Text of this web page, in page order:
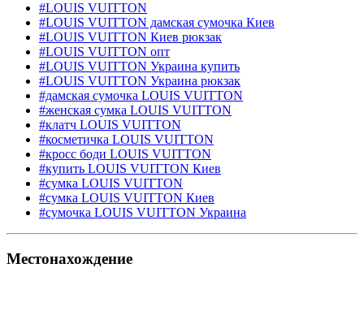
#LOUIS VUITTON
#LOUIS VUITTON дамская сумочка Киев
#LOUIS VUITTON Киев рюкзак
#LOUIS VUITTON опт
#LOUIS VUITTON Украина купить
#LOUIS VUITTON Украина рюкзак
#дамская сумочка LOUIS VUITTON
#женская сумка LOUIS VUITTON
#клатч LOUIS VUITTON
#косметичка LOUIS VUITTON
#кросс боди LOUIS VUITTON
#купить LOUIS VUITTON Киев
#сумка LOUIS VUITTON
#сумка LOUIS VUITTON Киев
#сумочка LOUIS VUITTON Украина
Местонахождение